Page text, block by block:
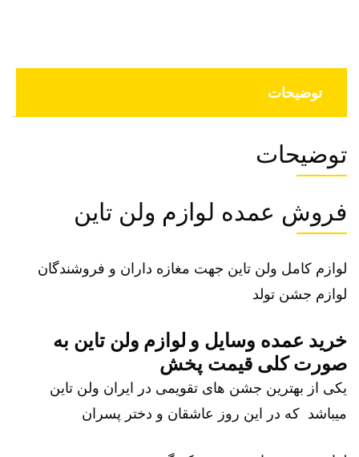
توضیحات
توضیحات
فروش عمده لوازم ولن تاین
لوازم کامل ولن تاین جهت مغازه داران و فروشندگان
لوازم جشن تولد
خرید عمده وسایل و لوازم ولن تاین به
صورت کلی قیمت پخش
یکی از بهترین جشن های تقویمی در ایران ولن تاین
میباشد که در این روز عاشقان و دختر پسران